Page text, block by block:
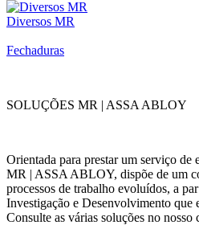
Diversos MR
Fechaduras
SOLUÇÕES MR | ASSA ABLOY
Orientada para prestar um serviço de
MR | ASSA ABLOY, dispõe de um
processos de trabalho evoluídos, a
Investigação e Desenvolvimento que
Consulte as várias soluções no nosso